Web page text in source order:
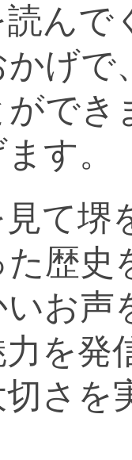
んで
かげで
ができ
す。
見て
た歴史
いお声
を発
さを